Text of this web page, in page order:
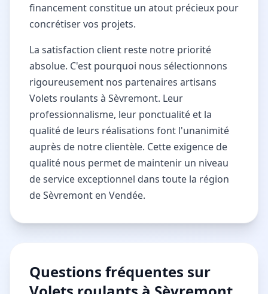
financement constitue un atout précieux pour
concrétiser vos projets.
La satisfaction client reste notre priorité
absolue. C'est pourquoi nous sélectionnons
rigoureusement nos partenaires artisans
Volets roulants à Sèvremont. Leur
professionnalisme, leur ponctualité et la
qualité de leurs réalisations font l'unanimité
auprès de notre clientèle. Cette exigence de
qualité nous permet de maintenir un niveau
de service exceptionnel dans toute la région
de Sèvremont en Vendée.
Questions fréquentes sur